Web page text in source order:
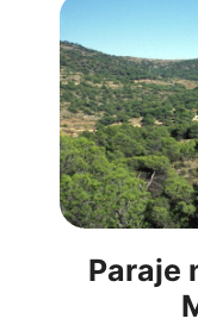
Paraje